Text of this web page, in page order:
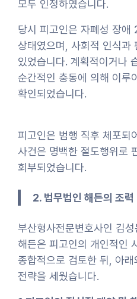
모두 인정하였습니다.
당시 피고인은 자폐성 장애
상태였으며, 사회적 인식과
있었습니다. 계획적이거나
순간적인 충동에 의해 이루
확인되었습니다.
피고인은 범행 직후 체포되
사건은 명백한 절도행위로
회부되었습니다.
2. 법무법인 해든의 조력
부산형사전문변호사인 김
해든은 피고인의 개인적인
종합적으로 검토한 뒤, 아래
전략을 세웠습니다.